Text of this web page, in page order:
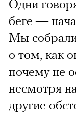
Одни
беге —
Мы
о том, как
почему не
несмотря
другие